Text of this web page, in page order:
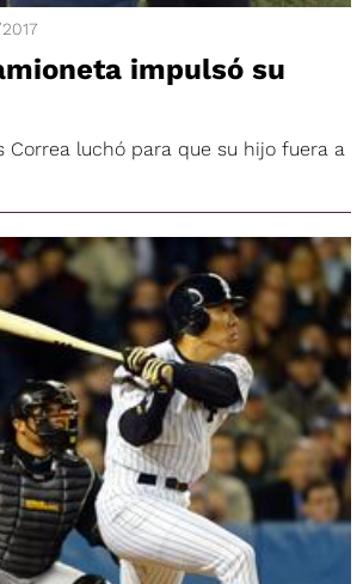
impulsó su
Correa luchó para que su hijo fuera a